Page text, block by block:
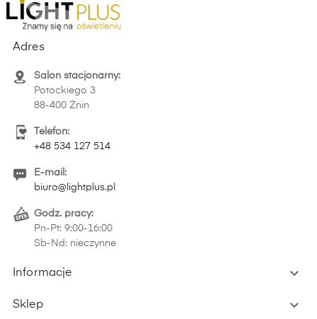
Adres
Salon stacjonarny:
Potockiego 3
88-400 Żnin
Telefon:
+48 534 127 514
E-mail:
biuro@lightplus.pl
Godz. pracy:
Pn-Pt: 9:00-16:00
Sb-Nd: nieczynne
Informacje 
Sklep 